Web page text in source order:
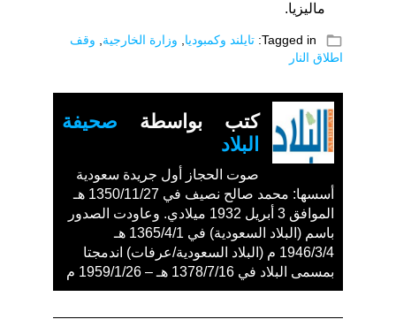
ماليزيا.
folder_open
Tagged in: تايلند وكمبوديا وزارة الخارجية
وقف
اطلاق النار
كتب بواسطة صحيفة
البلاد
صوت الحجاز أول جريدة سعودية
أسسها: محمد صالح نصيف في 1350/11/27 هـ
الموافق 3 أبريل 1932 ميلادي. وعاودت الصدور
باسم (البلاد السعودية) في 1365/4/1 هـ
1946/3/4 م (البلاد السعودية/عرفات) اندمجتا
بمسمى البلاد في 1378/7/16 هـ – 1959/1/26 م